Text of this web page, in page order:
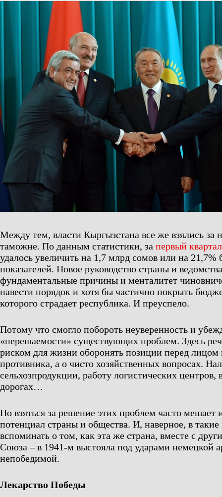
Между тем, власти Кыргызстана все же взялись за
таможне. По данным статистики, за первый
удалось увеличить на 1,7 млрд сомов или на
показателей. Новое руководство страны и
фундаментальные причины и менталитет
навести порядок и хотя бы частично покрыть
которого страдает республика. И преуспело.
Потому что смогло побороть неуверенность и
«нерешаемости» существующих проблем. Здесь
риском для жизни оборонять позиции перед лицом
противника, а о чисто хозяйственных вопросах.
сельхозпродукции, работу логистических
дорогах…
Но взяться за решение этих проблем часто мешает
потенциал страны и общества. И, наверное, в
вспоминать о том, как эта же страна, вместе с
Союза – в 1941-м выстояла под ударами немецкой
непобедимой.
Лекарство Победы